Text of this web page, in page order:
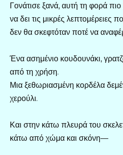
Γονάτισε ξανά, αυτή τη φορά
να δει τις μικρές λεπτομέρειες
δεν θα σκεφτόταν ποτέ να
Ένα ασημένιο κουδουνάκι,
από τη χρήση.
Μια ξεθωριασμένη κορδέλα
χερούλι.
Και στην κάτω πλευρά του
κάτω από χώμα και σκόνη—